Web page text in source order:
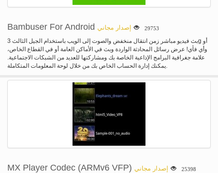
Bambuser For Android إصدار مجاني 29753
بث فيديو مباشر زمن انتقال منخفض والصوت إلى الويب باستخدام الجيل الثالث 3g أو
وأي فأي! عرض رسائل المحادثة الواردة وبث في الأماكن العامة أو في القطاع الخاص،
علامة جغرافية البرامج الإذاعية الخاصة بك ومشاركتها للعديد من الشبكات الاجتماعية.
يمكنك إدارة الحساب الخاص بك من خلال لوحة المعلومات المتكاملة.
MX Player Codec (ARMv6 VFP) إصدار مجاني 25398